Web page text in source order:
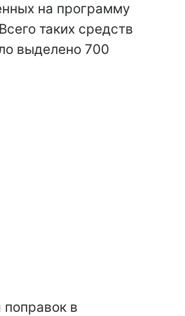
на программу
таких средств
выделено 700
в